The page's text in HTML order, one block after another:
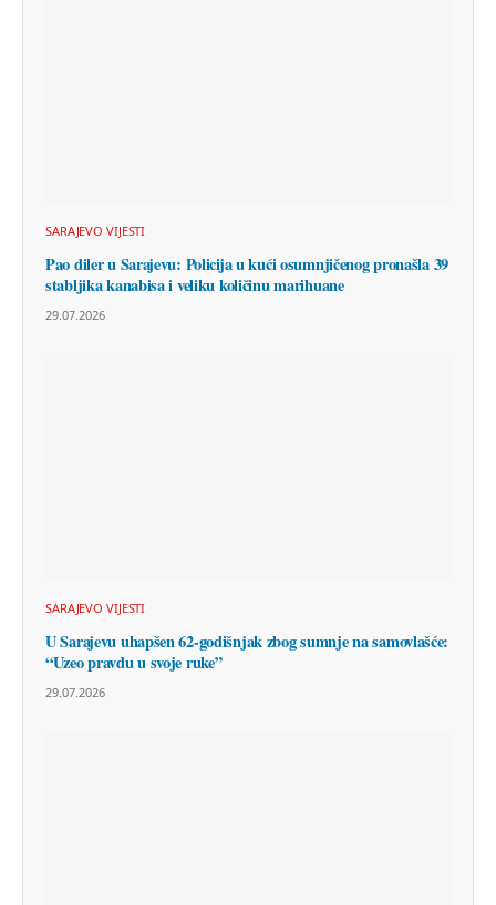
SARAJEVO VIJESTI
Pao diler u Sarajevu: Policija u kući osumnjičenog pronašla 39
stabljika kanabisa i veliku količinu marihuane
29.07.2026
SARAJEVO VIJESTI
U Sarajevu uhapšen 62-godišnjak zbog sumnje na samovlašće:
“Uzeo pravdu u svoje ruke”
29.07.2026